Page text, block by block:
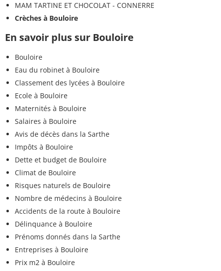
MAM TARTINE ET CHOCOLAT - CONNERRE
Crèches à Bouloire
En savoir plus sur Bouloire
Bouloire
Eau du robinet à Bouloire
Classement des lycées à Bouloire
Ecole à Bouloire
Maternités à Bouloire
Salaires à Bouloire
Avis de décès dans la Sarthe
Impôts à Bouloire
Dette et budget de Bouloire
Climat de Bouloire
Risques naturels de Bouloire
Nombre de médecins à Bouloire
Accidents de la route à Bouloire
Délinquance à Bouloire
Prénoms donnés dans la Sarthe
Entreprises à Bouloire
Prix m2 à Bouloire